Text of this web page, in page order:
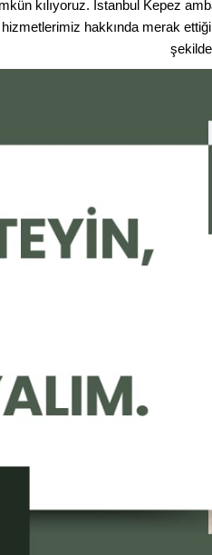
kılıyoruz. İstanbul Kepez
hizmetlerimiz hakkında merak